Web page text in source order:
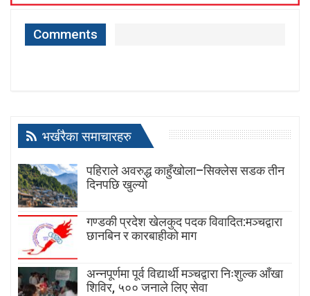
Comments
भर्खरैका समाचारहरु
पहिराले अवरुद्ध काहुँखोला–सिक्लेस सडक तीन
दिनपछि खुल्यो
गण्डकी प्रदेश खेलकुद पदक विवादित:मञ्चद्वारा
छानबिन र कारबाहीको माग
अन्नपूर्णमा पूर्व विद्यार्थी मञ्चद्वारा निःशुल्क आँखा
शिविर, ५०० जनाले लिए सेवा